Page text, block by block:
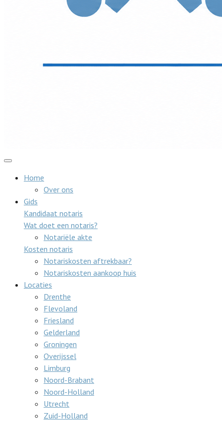
Home
Over ons
Gids
Kandidaat notaris
Wat doet een notaris?
Notariële akte
Kosten notaris
Notariskosten aftrekbaar?
Notariskosten aankoop huis
Locaties
Drenthe
Flevoland
Friesland
Gelderland
Groningen
Overijssel
Limburg
Noord-Brabant
Noord-Holland
Utrecht
Zuid-Holland